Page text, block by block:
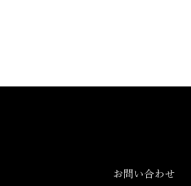
お問い合わせ